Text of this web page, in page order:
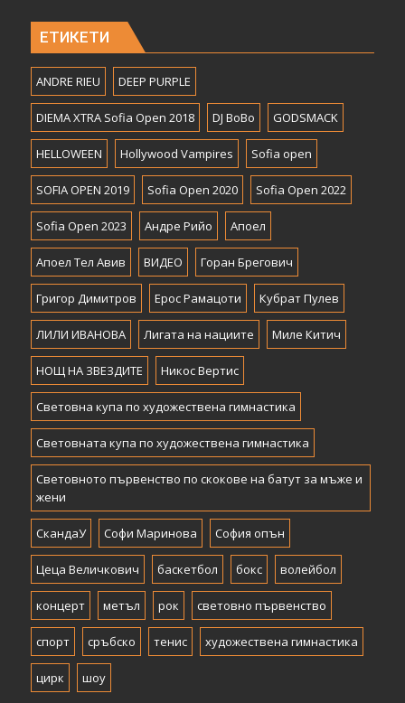
ЕТИКЕТИ
ANDRE RIEU DEEP PURPLE
DIEMA XTRA Sofia Open 2018 DJ BoBo GODSMACK
HELLOWEEN Hollywood Vampires Sofia open
SOFIA OPEN 2019 Sofia Open 2020 Sofia Open 2022
Sofia Open 2023 Андре Рийо Апоел
Апоел Тел Авив ВИДЕО Горан Брегович
Григор Димитров Ерос Рамацоти Кубрат Пулев
ЛИЛИ ИВАНОВА Лигата на нациите Миле Китич
НОЩ НА ЗВЕЗДИТЕ Никос Вертис
Световна купа по художествена гимнастика
Световната купа по художествена гимнастика
Световното първенство по скокове на батут за мъже и
жени
СкандаУ Софи Маринова София опън
Цеца Величкович баскетбол бокс волейбол
концерт метъл рок световно първенство
спорт сръбско тенис художествена гимнастика
цирк шоу